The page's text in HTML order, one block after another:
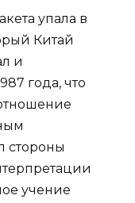
упала в
Китай
и
года, что
стороны
учение